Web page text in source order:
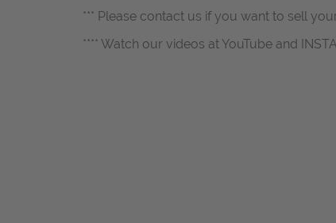
*** Please contact us if you want to sell
**** Watch our videos at YouTube and